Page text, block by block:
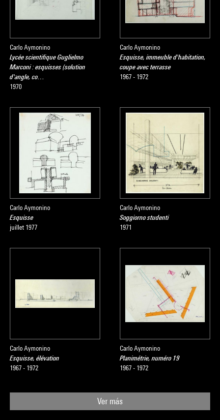
Carlo Aymonino
Lycée scientifique Guglielmo
Marconi : esquisses (solution
d'angle, co…
1970
Carlo Aymonino
Esquisse, immeuble d'habitation,
coupe avec terrasse
1967 - 1972
Carlo Aymonino
Esquisse
juillet 1977
Carlo Aymonino
Soggiorno studenti
1971
Carlo Aymonino
Esquisse, élévation
1967 - 1972
Carlo Aymonino
Planimétrie, numéro 19
1967 - 1972
Ver más